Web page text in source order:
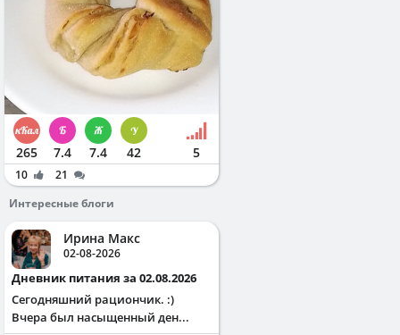
265 7.4 7.4 42 5
10
21
Интересные блоги
Ирина Макс
02-08-2026
Дневник питания за 02.08.2026
Сегодняшний рациончик. :)
Вчера был насыщенный ден...